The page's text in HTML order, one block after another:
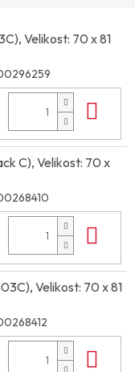
Velikost: 70 x 81
C), Velikost: 70 x
Velikost: 70 x 81